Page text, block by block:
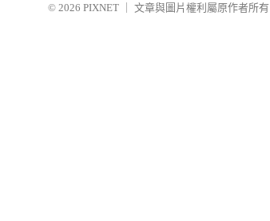
© 2026 PIXNET 文章與圖片權利屬原作者所有